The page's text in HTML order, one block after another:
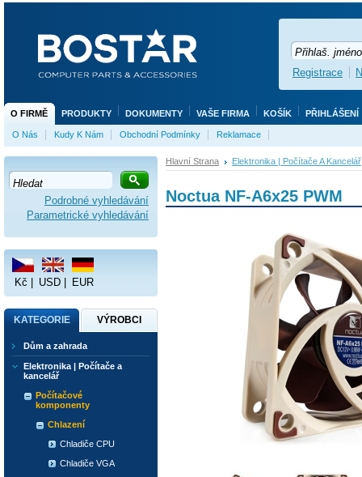
Hlavní Strana Elektronika | Počítače A Kancelář
Noctua NF-A6x25 PWM
Podrobné vyhledávání
Parametrické vyhledávání
Kč USD EUR
KATEGORIE VÝROBCI
Dům a zahrada
Elektronika | Počítače a
kancelář
Počítačové
komponenty
Chlazení
Chladiče CPU
Chladiče VGA
O FIRMĚ PRODUKTY DOKUMENTY VAŠE FIRMA KOŠÍK PŘIHLÁŠENÍ
O Nás Kudy K Nám Obchodní Podmínky Reklamace
Registrace